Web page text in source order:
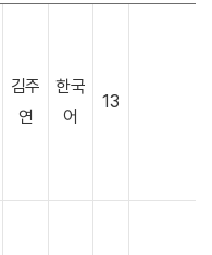
김주
연
한국
어
13